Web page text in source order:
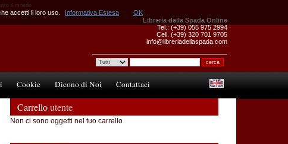
il mondo
Libreria della Spada Online
Tel.: (+39) 055 975 2994
Cell. (+39) 320 701 9705
info@libreriadellaspada.com
Cookie Dicono di Noi Contattaci
Carrelloutente
Non ci sono oggetti nel tuo carrello
accetti il loro uso. Informativa Estesa OK